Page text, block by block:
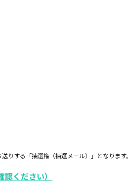
りする「抽選権（抽選メール）」となります。
ください）